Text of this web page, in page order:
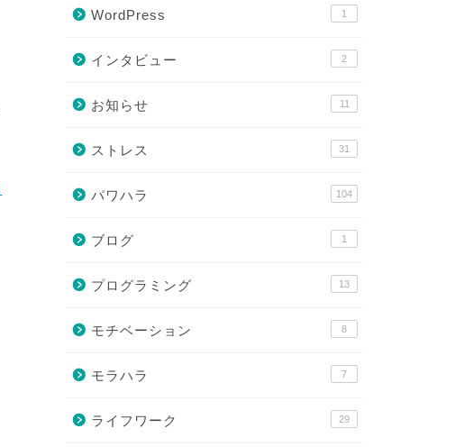
WordPress 1
インタビュー 2
お知らせ 11
ストレス 31
パワハラ 104
ブログ 1
プログラミング 13
モチベーション 8
モラハラ 7
ライフワーク 29